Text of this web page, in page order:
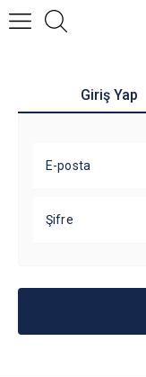
Giriş Yap
E-posta
Şifre